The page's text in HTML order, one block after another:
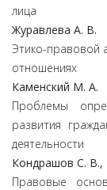
лица
Журавлева А. В.
Этико-правовой
отношениях
Каменский М. А.
Проблемы
развития
деятельности
Кондрашов С.
Правовые